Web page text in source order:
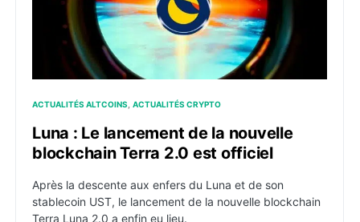
ACTUALITÉS ALTCOINS ACTUALITÉS CRYPTO
Luna : Le lancement de la nouvelle
blockchain Terra 2.0 est officiel
Après la descente aux enfers du Luna et de son
stablecoin UST, le lancement de la nouvelle blockchain
Terra Luna 2.0 a enfin eu lieu.